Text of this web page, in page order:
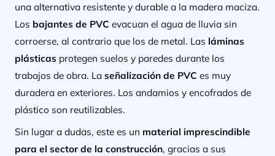
una alternativa resistente y durable a la madera maciza.
Los bajantes de PVC evacuan el agua de lluvia sin
corroerse, al contrario que los de metal. Las láminas
plásticasprotegen suelos y paredes durante los
trabajos de obra. La señalización de PVC es muy
duradera en exteriores. Los andamios y encofrados de
plástico son reutilizables.
Sin lugar a dudas, este es un material imprescindible
para el sector de la construcción, gracias a sus